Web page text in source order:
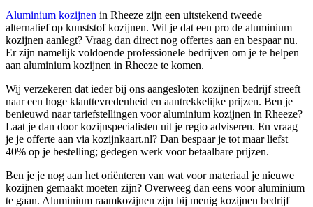
Aluminium kozijnen in Rheeze zijn een uitstekend tweede
alternatief op kunststof kozijnen. Wil je dat een pro de aluminium
kozijnen aanlegt? Vraag dan direct nog offertes aan en bespaar nu.
Er zijn namelijk voldoende professionele bedrijven om je te helpen
aan aluminium kozijnen in Rheeze te komen.
Wij verzekeren dat ieder bij ons aangesloten kozijnen bedrijf streeft
naar een hoge klanttevredenheid en aantrekkelijke prijzen. Ben je
benieuwd naar tariefstellingen voor aluminium kozijnen in Rheeze?
Laat je dan door kozijnspecialisten uit je regio adviseren. En vraag
je je offerte aan via kozijnkaart.nl? Dan bespaar je tot maar liefst
40% op je bestelling; gedegen werk voor betaalbare prijzen.
Ben je je nog aan het oriënteren van wat voor materiaal je nieuwe
kozijnen gemaakt moeten zijn? Overweeg dan eens voor aluminium
te gaan. Aluminium raamkozijnen zijn bij menig kozijnen bedrijf